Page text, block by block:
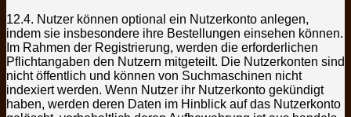
12.4. Nutzer können optional ein Nutzerkonto anlegen,
indem sie insbesondere ihre Bestellungen einsehen können.
Im Rahmen der Registrierung, werden die erforderlichen
Pflichtangaben den Nutzern mitgeteilt. Die Nutzerkonten sind
nicht öffentlich und können von Suchmaschinen nicht
indexiert werden. Wenn Nutzer ihr Nutzerkonto gekündigt
haben, werden deren Daten im Hinblick auf das Nutzerkonto